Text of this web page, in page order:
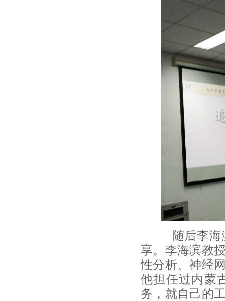
随后李海滨
享。李海滨教
性分析、神经
他担任过内蒙
务，就自己的